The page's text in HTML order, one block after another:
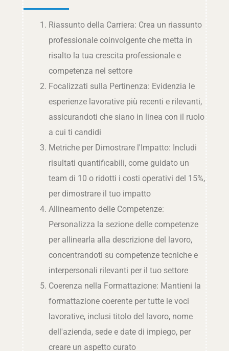
Riassunto della Carriera: Crea un riassunto
professionale coinvolgente che metta in
risalto la tua crescita professionale e
competenza nel settore
Focalizzati sulla Pertinenza: Evidenzia le
esperienze lavorative più recenti e rilevanti,
assicurandoti che siano in linea con il ruolo
a cui ti candidi
Metriche per Dimostrare l'Impatto: Includi
risultati quantificabili, come guidato un
team di 10 o ridotti i costi operativi del 15%,
per dimostrare il tuo impatto
Allineamento delle Competenze:
Personalizza la sezione delle competenze
per allinearla alla descrizione del lavoro,
concentrandoti su competenze tecniche e
interpersonali rilevanti per il tuo settore
Coerenza nella Formattazione: Mantieni la
formattazione coerente per tutte le voci
lavorative, inclusi titolo del lavoro, nome
dell'azienda, sede e date di impiego, per
creare un aspetto curato